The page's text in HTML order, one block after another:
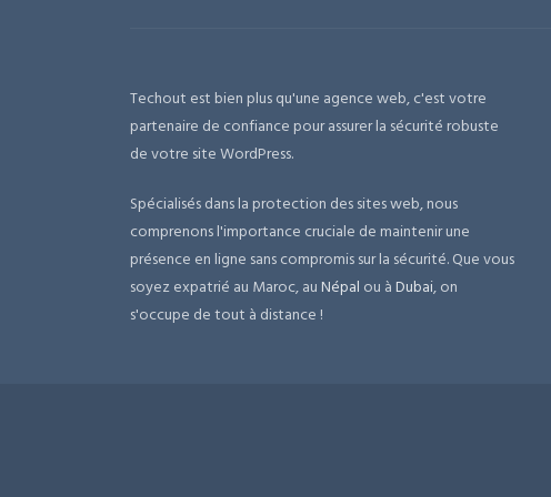
Techout est bien plus qu'une agence web, c'est votre
partenaire de confiance pour assurer la sécurité robuste
de votre site WordPress.
Spécialisés dans la protection des sites web, nous
comprenons l'importance cruciale de maintenir une
présence en ligne sans compromis sur la sécurité. Que vous
soyez expatrié au Maroc, auNépal ou àDubai, on
s'occupe de tout à distance !